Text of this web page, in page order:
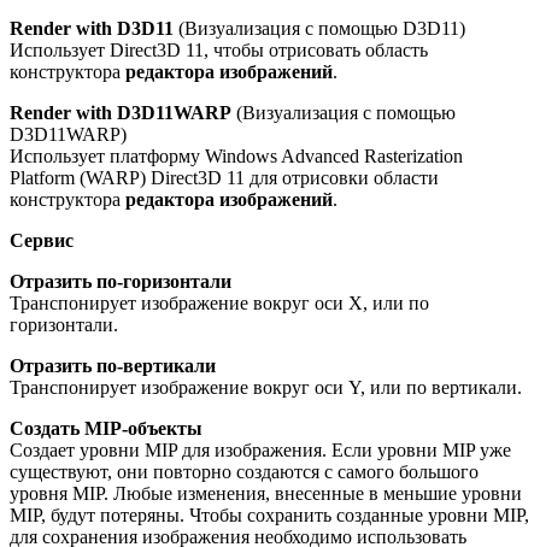
Render with D3D11 (Визуализация с помощью D3D11)
Использует Direct3D 11, чтобы отрисовать область
конструктора редактора изображений.
Render with D3D11WARP (Визуализация с помощью
D3D11WARP)
Использует платформу Windows Advanced Rasterization
Platform (WARP) Direct3D 11 для отрисовки области
конструктора редактора изображений.
Сервис
Отразить по-горизонтали
Транспонирует изображение вокруг оси X, или по
горизонтали.
Отразить по-вертикали
Транспонирует изображение вокруг оси Y, или по вертикали.
Создать MIP-объекты
Создает уровни MIP для изображения. Если уровни MIP уже
существуют, они повторно создаются с самого большого
уровня MIP. Любые изменения, внесенные в меньшие уровни
MIP, будут потеряны. Чтобы сохранить созданные уровни MIP,
для сохранения изображения необходимо использовать